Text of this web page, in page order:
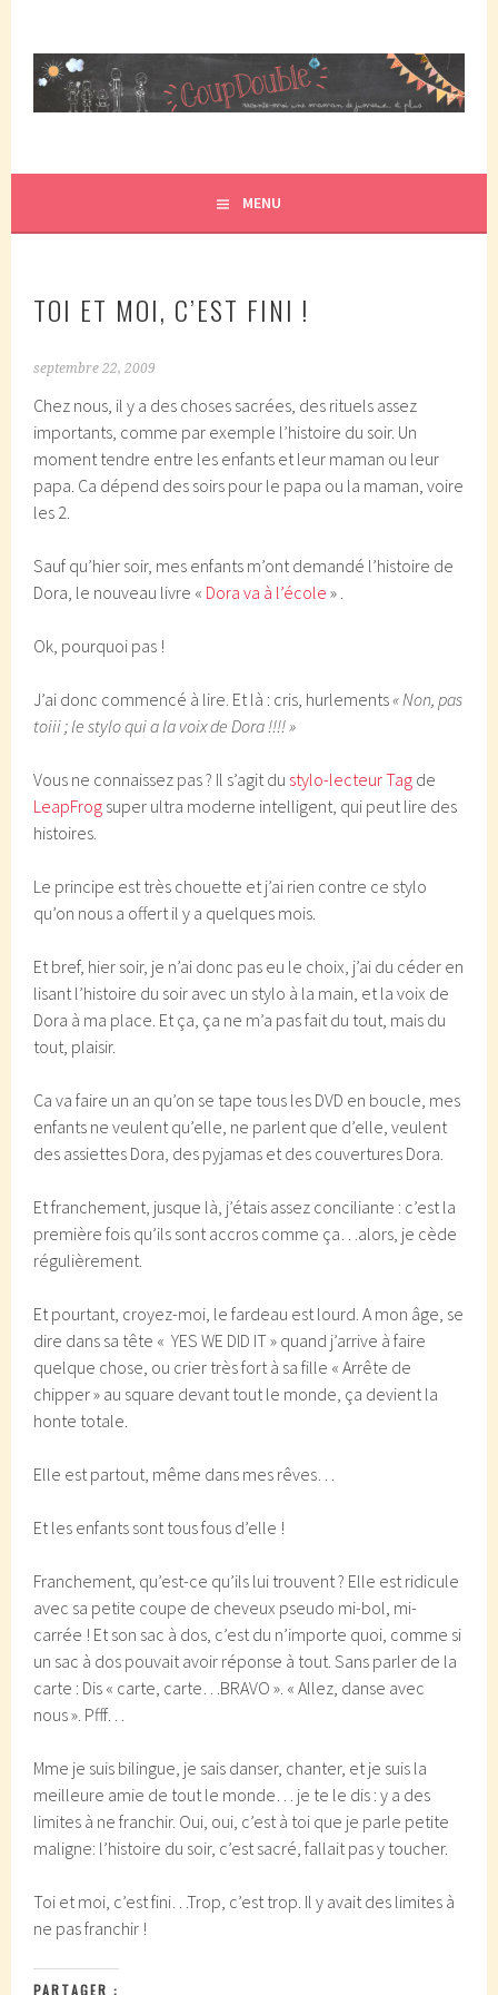
contenu
principal
COUP DOUBLE
JUMEAUX, ÇA NOUS TOMBE DESSUS ET CA NOUS
PROPULSE SUPER MAMAN! CA DONNE DEUX FOIS PLUS DE
MENU
TOI ET MOI, C’EST FINI !
septembre 22, 2009
Chez nous, il y a des choses sacrées, des rituels assez
importants, comme par exemple l’histoire du soir. Un
moment tendre entre les enfants et leur maman ou leur
papa. Ca dépend des soirs pour le papa ou la maman, voire
les 2.
Sauf qu’hier soir, mes enfants m’ont demandé l’histoire de
Dora, le nouveau livre « Dora va à l’école » .
Ok, pourquoi pas !
J’ai donc commencé à lire. Et là : cris, hurlements« Non, pas
toiii ; le stylo qui a la voix de Dora !!!! »
Vous ne connaissez pas ? Il s’agit du stylo-lecteur Tag de
LeapFrog super ultra moderne intelligent, qui peut lire des
histoires.
Le principe est très chouette et j’ai rien contre ce stylo
qu’on nous a offert il y a quelques mois.
Et bref, hier soir, je n’ai donc pas eu le choix, j’ai du céder en
lisant l’histoire du soir avec un stylo à la main, et la voix de
Dora à ma place. Et ça, ça ne m’a pas fait du tout, mais du
tout, plaisir.
Ca va faire un an qu’on se tape tous les DVD en boucle, mes
enfants ne veulent qu’elle, ne parlent que d’elle, veulent
des assiettes Dora, des pyjamas et des couvertures Dora.
Et franchement, jusque là, j’étais assez conciliante : c’est la
première fois qu’ils sont accros comme ça…alors, je cède
régulièrement.
Et pourtant, croyez-moi, le fardeau est lourd. A mon âge, se
dire dans sa tête « YES WE DID IT » quand j’arrive à faire
quelque chose, ou crier très fort à sa fille « Arrête de
chipper » au square devant tout le monde, ça devient la
honte totale.
Elle est partout, même dans mes rêves…
Et les enfants sont tous fous d’elle !
Franchement, qu’est-ce qu’ils lui trouvent ? Elle est ridicule
avec sa petite coupe de cheveux pseudo mi-bol, mi-
carrée ! Et son sac à dos, c’est du n’importe quoi, comme si
un sac à dos pouvait avoir réponse à tout. Sans parler de la
carte : Dis « carte, carte…BRAVO ». « Allez, danse avec
nous ». Pfff…
Mme je suis bilingue, je sais danser, chanter, et je suis la
meilleure amie de tout le monde… je te le dis : y a des
limites à ne franchir. Oui, oui, c’est à toi que je parle petite
maligne: l’histoire du soir, c’est sacré, fallait pas y toucher.
Toi et moi, c’est fini…Trop, c’est trop. Il y avait des limites à
ne pas franchir !
PARTAGER :